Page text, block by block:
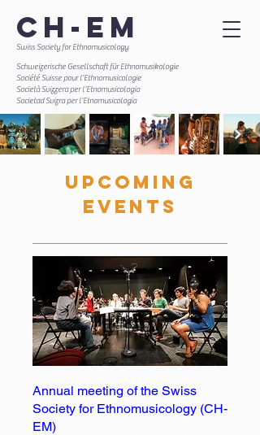
CH-EM
Swiss Society for Ethnomusicology
Schweizerische Gesellschaft für Ethnomusikologie
Société Suisse pour l’Ethnomusicologie
Società Svizzera per l’Etnomusicologia
Societad Svizra per l’Etnomusicologia
UPCOMING
EVENTS
Annual meeting of the Swiss
Society for Ethnomusicology (CH-
EM)